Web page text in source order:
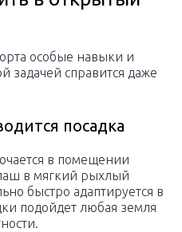
особые навыки и
задачей справится даже
посадка
в помещении
в мягкий рыхлый
быстро адаптируется в
подойдет любая земля